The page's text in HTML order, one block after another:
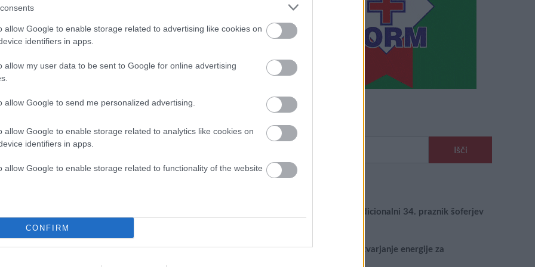
allow Google to enable storage related to advertising like cookies on
identifiers in apps.
allow my user data to be sent to Google for online advertising
allow Google to send me personalized advertising.
allow Google to enable storage related to analytics like cookies on
identifiers in apps.
allow Google to enable storage related to functionality of the website
CONFIRM
VideoSvet.si
proti Mariboru – zaprta vozni in prehitevalni pas.
tako nastajajo daljši zastoji. Po zadnjih podatkih je
minut.
Išči
Išči:
Rogla bo gostila tradicionalni 34. praznik šoferjev
Celično dihanje – ustvarjanje energije za